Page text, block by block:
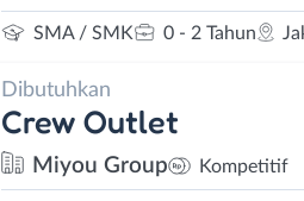
SMA / SMK 0 - 2 Tahun
Dibutuhkan
Crew Outlet
Miyou Group Kompetitif